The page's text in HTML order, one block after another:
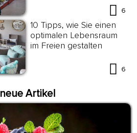
6
10 Tipps, wie Sie einen
optimalen Lebensraum
im Freien gestalten
6
neue Artikel